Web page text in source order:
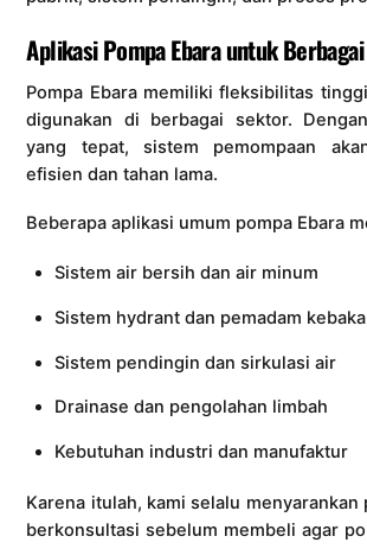
Aplikasi Pompa Ebara untuk
Pompa Ebara memiliki fleksibilitas
digunakan di berbagai sektor.
yang tepat, sistem pemompaan
efisien dan tahan lama.
Beberapa aplikasi umum pompa Ebara
Sistem air bersih dan air minum
Sistem hydrant dan pemadam
Sistem pendingin dan sirkulasi air
Drainase dan pengolahan limbah
Kebutuhan industri dan manufaktur
Karena itulah, kami selalu menyarankan
berkonsultasi sebelum membeli agar